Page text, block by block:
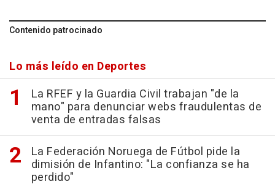
Contenido patrocinado
Lo más leído en Deportes
La RFEF y la Guardia Civil trabajan "de la
mano" para denunciar webs fraudulentas de
venta de entradas falsas
La Federación Noruega de Fútbol pide la
dimisión de Infantino: "La confianza se ha
perdido"